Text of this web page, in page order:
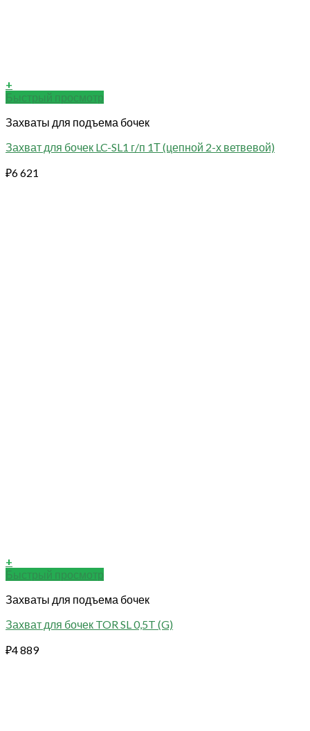
+
Быстрый просмотр
Захваты для подъема бочек
Захват для бочек LC-SL1 г/п 1Т (цепной 2-х ветвевой)
₽6 621
+
Быстрый просмотр
Захваты для подъема бочек
Захват для бочек TOR SL 0,5T (G)
₽4 889